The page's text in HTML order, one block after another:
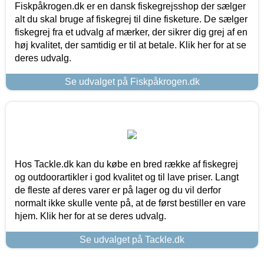
Fiskpåkrogen.dk er en dansk fiskegrejsshop der sælger
alt du skal bruge af fiskegrej til dine fisketure. De sælger
fiskegrej fra et udvalg af mærker, der sikrer dig grej af en
høj kvalitet, der samtidig er til at betale. Klik her for at se
deres udvalg.
Se udvalget på Fiskpåkrogen.dk
Hos Tackle.dk kan du købe en bred række af fiskegrej
og outdoorartikler i god kvalitet og til lave priser. Langt
de fleste af deres varer er på lager og du vil derfor
normalt ikke skulle vente på, at de først bestiller en vare
hjem. Klik her for at se deres udvalg.
Se udvalget på Tackle.dk